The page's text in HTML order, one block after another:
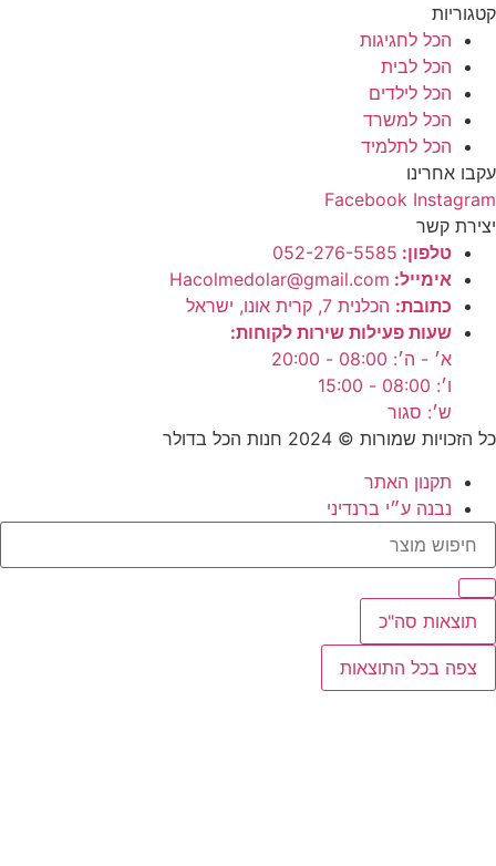
קטגוריות
הכל לחגיגות
הכל לבית
הכל לילדים
הכל למשרד
הכל לתלמיד
עקבו אחרינו
Facebook Instagram
יצירת קשר
טלפון: 052-276-5585⁩
אימייל: Hacolmedolar@gmail.com
כתובת: הכלנית 7, קרית אונו, ישראל
שעות פעילות שירות לקוחות:
א׳ - ה׳: 08:00 - 20:00
ו׳: 08:00 - 15:00
ש׳: סגור
כל הזכויות שמורות © 2024 חנות הכל בדולר
תקנון האתר
נבנה ע״י ברנדיני
Search
תוצאות סה"כ
צפה בכל התוצאות